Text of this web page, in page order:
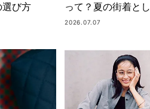
選び方
って？夏の街着と
2026.07.07